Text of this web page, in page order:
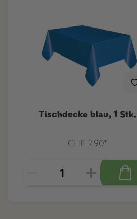
Tischdecke blau, 1 Stk.
CHF 7.90*